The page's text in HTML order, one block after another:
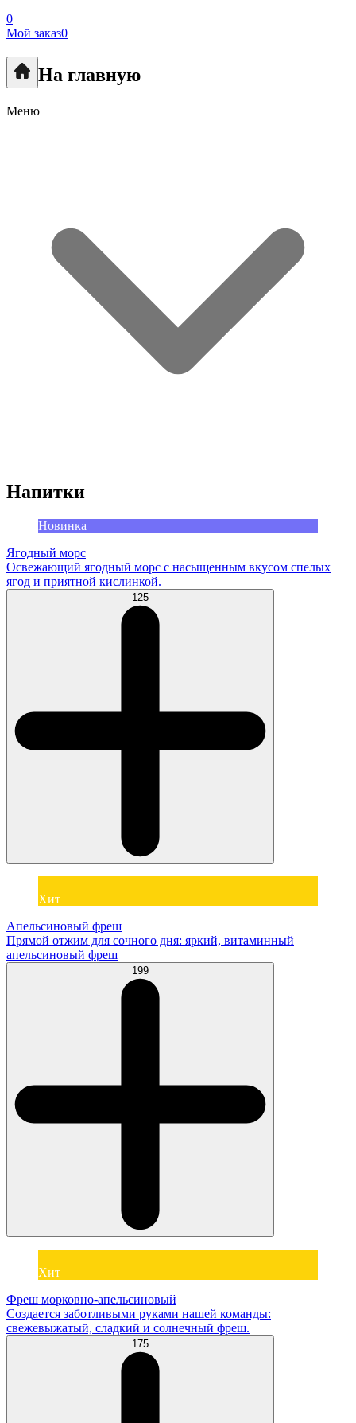
0
Мой заказ0
На главную
Меню
Напитки
Новинка
Ягодный морс
Освежающий ягодный морс с насыщенным вкусом спелых
ягод и приятной кислинкой.
125
Хит
Апельсиновый фреш
Прямой отжим для сочного дня: яркий, витаминный
апельсиновый фреш
199
Хит
Фреш морковно-апельсиновый
Создается заботливыми руками нашей команды:
свежевыжатый, сладкий и солнечный фреш.
175